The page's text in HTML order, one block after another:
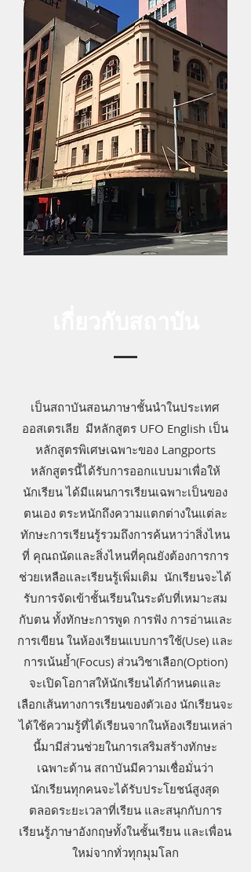
เป็นสถาบันสอนภาษาชั้นนำในประเทศ
ออสเตรเลีย มีหลักสูตร UFO English เป็น
หลักสูตรพิเศษเฉพาะของ Langports
หลักสูตรนี้ได้รับการออกแบบมาเพื่อให้
นักเรียน ได้มีแผนการเรียนเฉพาะเป็นของ
ตนเอง ตระหนักถึงความแตกต่างในแต่ละ
ทักษะการเรียนรู้รวมถึงการค้นหาว่าสิ่งไหน
ที่ คุณถนัดและสิ่งไหนที่คุณยังต้องการการ
ช่วยเหลือและเรียนรู้เพิ่มเติม นักเรียนจะได้
รับการจัดเข้าชั้นเรียนในระดับที่เหมาะสม
กับตน ทั้งทักษะการพูด การฟัง การอ่านและ
การเขียน ในห้องเรียนแบบการใช้(Use) และ
การเน้นย้ำ(Focus) ส่วนวิชาเลือก(Option)
จะเปิดโอกาสให้นักเรียนได้กำหนดและ
เลือกเส้นทางการเรียนของตัวเอง นักเรียนจะ
ได้ใช้ความรู้ที่ได้เรียนจากในห้องเรียนเหล่า
นี้มามีส่วนช่วยในการเสริมสร้างทักษะ
เฉพาะด้าน สถาบันมีความเชื่อมั่นว่า
นักเรียนทุกคนจะได้รับประโยชน์สูงสุด
ตลอดระยะเวลาที่เรียน และสนุกกับการ
เรียนรู้ภาษาอังกฤษทั้งในชั้นเรียน และเพื่อน
ใหม่จากทั่วทุกมุมโลก